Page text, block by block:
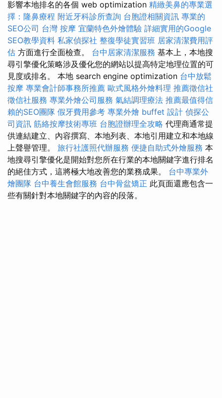
影響本地排名的各個 web optimization 精緻美鼻的專業選
擇：隆鼻療程 附近牙科診所查詢 台胞證相關資訊 專業的
SEO公司 台灣 按摩 宜蘭特色外燴體驗 詳細實用的Google
SEO教學資料 私家偵探社 整復學徒實習班 居家清潔費用評
估 方面進行全面檢查。 台中居家清潔服務 基本上，本地搜
尋引擎優化策略涉及優化您的網站以提高特定地理位置的可
見度或排名。 本地 search engine optimization 台中放鬆
按摩 專業會計師事務所推薦 歐式風格外燴料理 推薦徵信社
徵信社服務 專業外燴公司服務 氣結調理療法 推薦最值得信
賴的SEO團隊 假牙費用參考 專業外燴 buffet 設計 偵探公
司資訊 筋絡按摩技術專班 台胞證辦理全攻略 代理商通常提
供連結建立、內容撰寫、本地列表、本地引用建立和本地線
上聲譽管理。 旅行社護照代辦服務 便捷自助式外燴服務 本
地搜尋引擎優化是開始對您所在行業的本地關鍵字進行排名
的絕佳方式，這將極大地改善您的業務成果。 台中專業外
燴團隊 台中養生會館服務 台中骨盆矯正 此頁面還應包含一
些有關針對本地關鍵字的內容的段落。